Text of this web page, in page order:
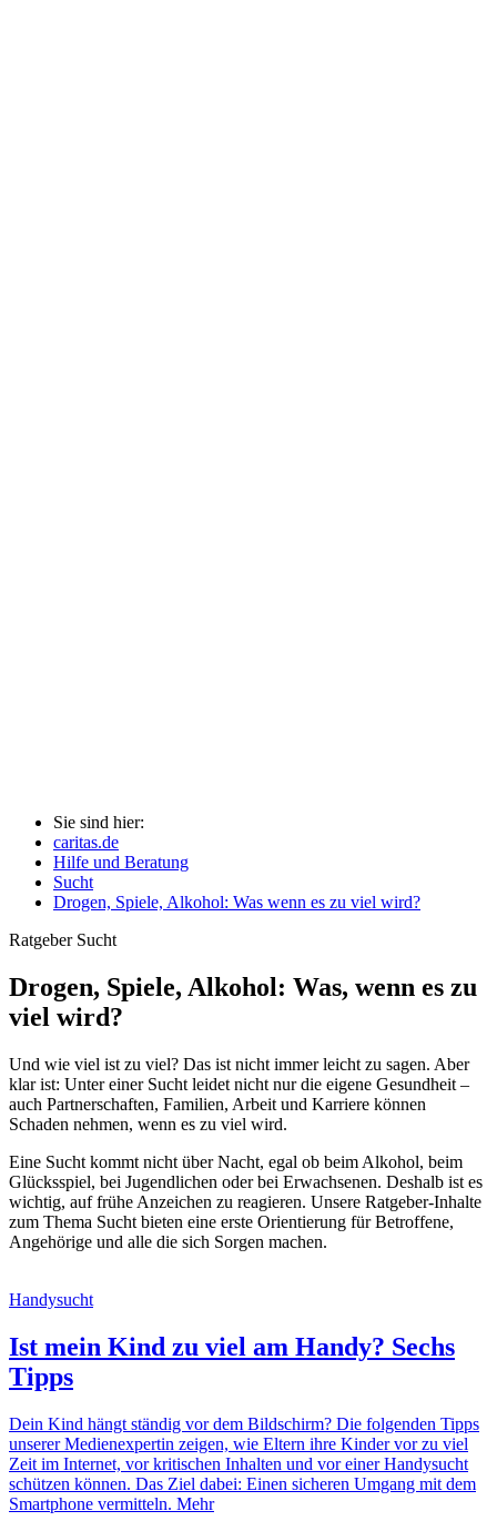
Sie sind hier:
caritas.de
Hilfe und Beratung
Sucht
Drogen, Spiele, Alkohol: Was wenn es zu viel wird?
Ratgeber Sucht
Drogen, Spiele, Alkohol: Was, wenn es zu
viel wird?
Und wie viel ist zu viel? Das ist nicht immer leicht zu sagen. Aber
klar ist: Unter einer Sucht leidet nicht nur die eigene Gesundheit –
auch Partnerschaften, Familien, Arbeit und Karriere können
Schaden nehmen, wenn es zu viel wird.
Eine Sucht kommt nicht über Nacht, egal ob beim Alkohol, beim
Glücksspiel, bei Jugendlichen oder bei Erwachsenen. Deshalb ist es
wichtig, auf frühe Anzeichen zu reagieren. Unsere Ratgeber-Inhalte
zum Thema Sucht bieten eine erste Orientierung für Betroffene,
Angehörige und alle die sich Sorgen machen.
Handysucht
Ist mein Kind zu viel am Handy? Sechs
Tipps
Dein Kind hängt ständig vor dem Bildschirm? Die folgenden Tipps
unserer Medienexpertin zeigen, wie Eltern ihre Kinder vor zu viel
Zeit im Internet, vor kritischen Inhalten und vor einer Handysucht
schützen können. Das Ziel dabei: Einen sicheren Umgang mit dem
Smartphone vermitteln. Mehr